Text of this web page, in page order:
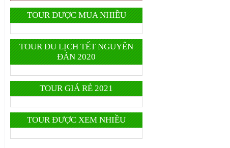
TOUR ĐƯỢC MUA NHIỀU
TOUR DU LỊCH TẾT NGUYÊN
ĐÁN 2020
TOUR GIÁ RẺ 2021
TOUR ĐƯỢC XEM NHIỀU